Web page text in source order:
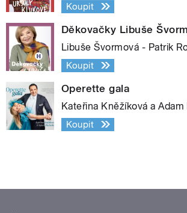
Koupit
Děkovačky Libuše
Libuše Švormová - Patrik
Koupit
Operette gala
Kateřina Kněžíková a Adam
Koupit